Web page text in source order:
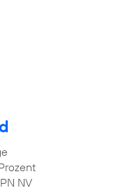
NV